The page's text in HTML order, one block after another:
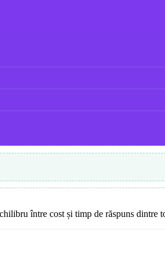
între cost și timp de răspuns dintre